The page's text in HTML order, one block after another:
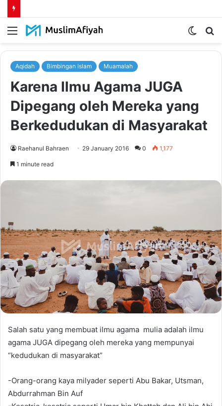
Menu
Switch
Aqidah Bimbingan Islam Muamalah
Karena Ilmu Agama JUGA
Dipegang oleh Mereka yang
Berkedudukan di Masyarakat
Raehanul Bahraen 29 January 2016 0 1,177
1 minute read
Salah satu yang membuat ilmu agama mulia adalah ilmu
agama JUGA dipegang oleh mereka yang mempunyai
“kedudukan di masyarakat”
-Orang-orang kaya milyader seperti Abu Bakar, Utsman,
Abdurrahman Bin Auf